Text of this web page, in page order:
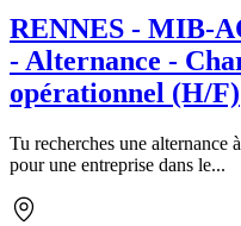
RENNES - MIB-
- Alternance -
opérationnel (H/F)
Tu recherches une alternance
pour une entreprise dans le...